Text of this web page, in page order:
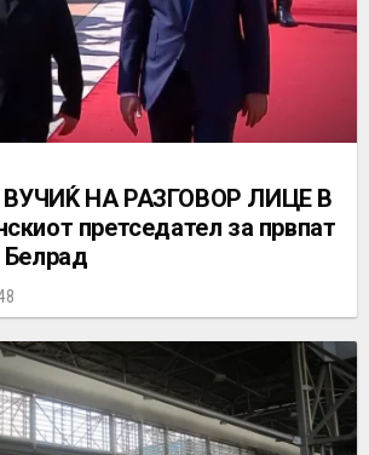
НА РАЗГОВОР ЛИЦЕ В
претседател за првпат
Белрад